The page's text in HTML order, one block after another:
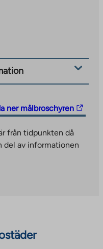
ner målbroschyren
från tidpunkten då
del av informationen